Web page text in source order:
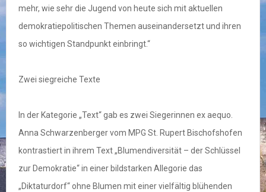
mehr, wie sehr die Jugend von heute sich mit aktuellen
demokratiepolitischen Themen auseinandersetzt und ihren
so wichtigen Standpunkt einbringt.“
Zwei siegreiche Texte
In der Kategorie „Text“ gab es zwei Siegerinnen ex aequo.
Anna Schwarzenberger vom MPG St. Rupert Bischofshofen
kontrastiert in ihrem Text „Blumendiversität – der Schlüssel
zur Demokratie“ in einer bildstarken Allegorie das
„Diktaturdorf“ ohne Blumen mit einer vielfältig blühenden